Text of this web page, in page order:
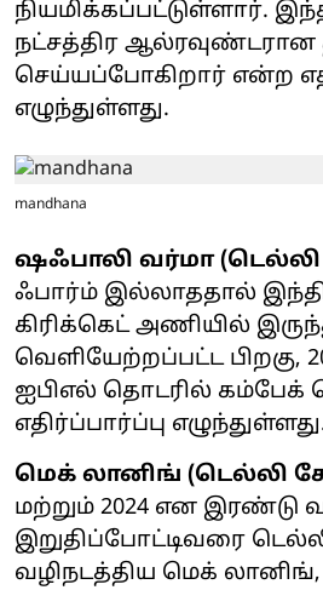
நியமிக்கப்பட்டுள்ளார்.
நட்சத்திர
செய்யப்போகிறார் என்ற
எழுந்துள்ளது.
mandhana
ஷஃபாலி வர்மா
ஃபார்ம் இல்லாததால்
கிரிக்கெட் அணியில்
வெளியேற்றப்பட்ட பிறகு,
ஐபிஎல் தொடரில் கம்பேக்
எதிர்ப்பார்ப்பு
மெக் லானிங் (டெல்லி
மற்றும் 2024 என இரண்டு
இறுதிப்போட்டிவரை
வழிநடத்திய மெக் லானிங்,